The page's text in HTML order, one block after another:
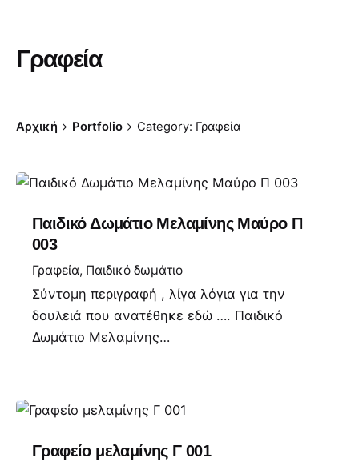
Γραφεία
Αρχική Portfolio Category: Γραφεία
Παιδικό Δωμάτιο Μελαμίνης Μαύρο Π
003
Γραφεία Παιδικό δωμάτιο
Σύντομη περιγραφή , λίγα λόγια για την
δουλειά που ανατέθηκε εδώ …. Παιδικό
Δωμάτιο Μελαμίνης…
Γραφείο μελαμίνης Γ 001